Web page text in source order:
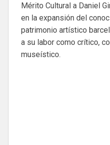
Mérito Cultural a Daniel
en la expansión del
patrimonio artístico
a su labor como crítico,
museístico.